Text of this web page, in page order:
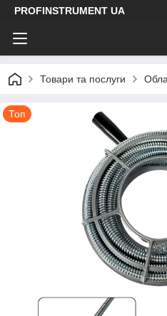
PROFINSTRUMENT UA
Товари та послуги
Топ